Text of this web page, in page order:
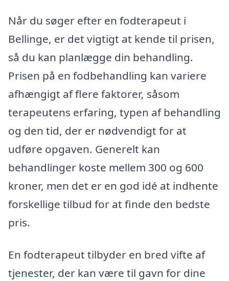
Når du søger efter en fodterapeut i
Bellinge, er det vigtigt at kende til prisen,
så du kan planlægge din behandling.
Prisen på en fodbehandling kan variere
afhængigt af flere faktorer, såsom
terapeutens erfaring, typen af behandling
og den tid, der er nødvendigt for at
udføre opgaven. Generelt kan
behandlinger koste mellem 300 og 600
kroner, men det er en god idé at indhente
forskellige tilbud for at finde den bedste
pris.
En fodterapeut tilbyder en bred vifte af
tjenester, der kan være til gavn for dine